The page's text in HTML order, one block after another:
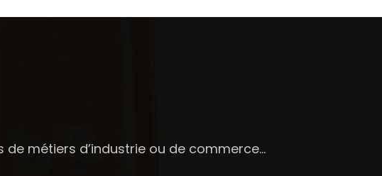
métiers d’industrie ou de commerce…